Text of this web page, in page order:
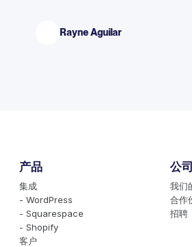
Rayne Aguilar
产品
集成
- WordPress
- Squarespace
- Shopify
客户
公司
我们
合作
招聘